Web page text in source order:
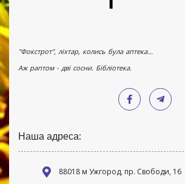
"Фокстрот", ліхтар, колись була аптека...
Аж раптом - дві сосни. Бібліотека.
Наша адреса:
88018 м Ужгород, пр. Свободи, 16